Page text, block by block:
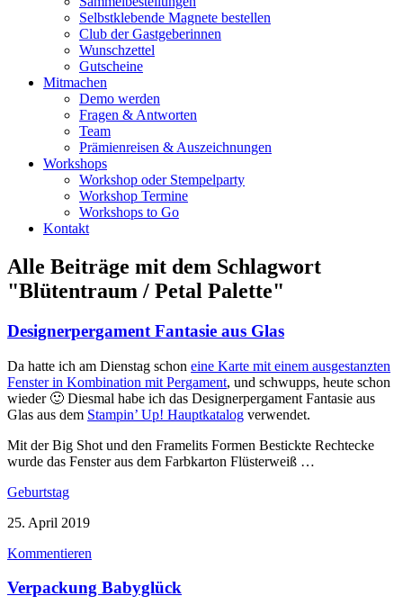
Selbstklebende Magnete bestellen
Club der Gastgeberinnen
Wunschzettel
Gutscheine
Mitmachen
Demo werden
Fragen & Antworten
Team
Prämienreisen & Auszeichnungen
Workshops
Workshop oder Stempelparty
Workshop Termine
Workshops to Go
Kontakt
Alle Beiträge mit dem Schlagwort
"Blütentraum / Petal Palette"
Designerpergament Fantasie aus Glas
Da hatte ich am Dienstag schon eine Karte mit einem ausgestanzten
Fenster in Kombination mit Pergament, und schwupps, heute schon
wieder 🙂 Diesmal habe ich das Designerpergament Fantasie aus
Glas aus dem Stampin’ Up! Hauptkatalog verwendet.
Mit der Big Shot und den Framelits Formen Bestickte Rechtecke
wurde das Fenster aus dem Farbkarton Flüsterweiß …
Geburtstag
25. April 2019
Kommentieren
Verpackung Babyglück